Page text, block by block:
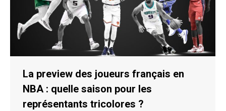
La preview des joueurs français en
NBA : quelle saison pour les
représentants tricolores ?